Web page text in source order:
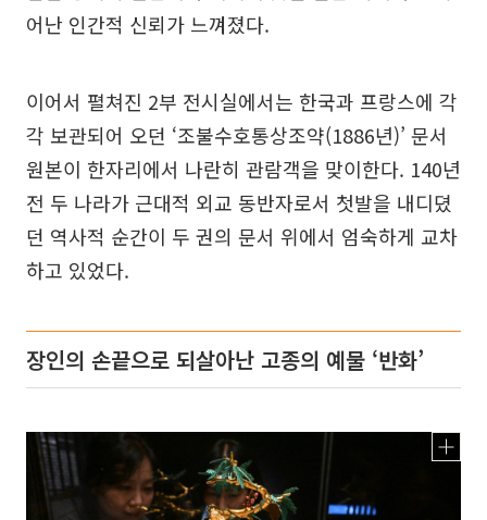
어난 인간적 신뢰가 느껴졌다.
이어서 펼쳐진 2부 전시실에서는 한국과 프랑스에 각
각 보관되어 오던 ‘조불수호통상조약(1886년)’ 문서
원본이 한자리에서 나란히 관람객을 맞이한다. 140년
전 두 나라가 근대적 외교 동반자로서 첫발을 내디뎠
던 역사적 순간이 두 권의 문서 위에서 엄숙하게 교차
하고 있었다.
장인의 손끝으로 되살아난 고종의 예물 ‘반화’